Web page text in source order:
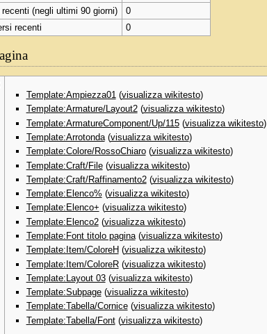
(negli ultimi 90 giorni)
0
recenti
0
Template:Ampiezza01(visualizza wikitesto)
Template:Armature/Layout2(visualizza wikitesto)
Template:ArmatureComponent/Up/115(visualizza wikitesto)
Template:Arrotonda(visualizza wikitesto)
Template:Colore/RossoChiaro(visualizza wikitesto)
Template:Craft/File(visualizza wikitesto)
Template:Craft/Raffinamento2(visualizza wikitesto)
Template:Elenco% (visualizza wikitesto)
Template:Elenco+ (visualizza wikitesto)
Template:Elenco2(visualizza wikitesto)
Template:Font titolo pagina(visualizza wikitesto)
Template:Item/ColoreH (visualizza wikitesto)
Template:Item/ColoreR(visualizza wikitesto)
Template:Layout 03(visualizza wikitesto)
Template:Subpage(visualizza wikitesto)
Template:Tabella/Cornice(visualizza wikitesto)
Template:Tabella/Font(visualizza wikitesto)